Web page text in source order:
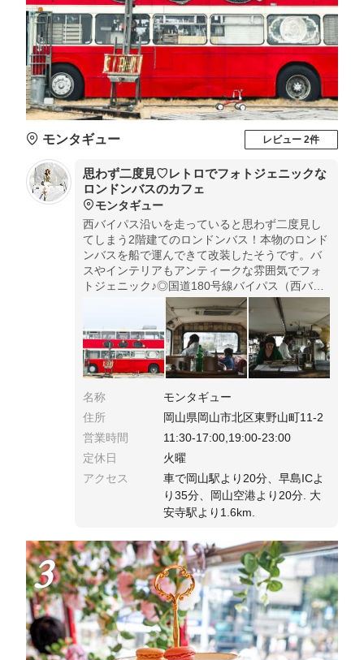
モンタギュー レビュー 2件
思わず二度見♡レトロでフォトジェニックな
ロンドンバスのカフェ
モンタギュー
西バイパス沿いを走っていると思わず二度見し
てしまう2階建てのロンドンバス！本物のロンド
ンバスを船で運んできて改装したそうです。バ
スやインテリアもアンティークな雰囲気でフォ
トジェニック♪◎国道180号線バイパス（西バイ
バス）にあります。岡山駅から車で１５分。
名称
モンタギュー
住所
岡山県岡山市北区東野山町11-2
営業時間
11:30-17:00,19:00-23:00
定休日
火曜
アクセス
車で岡山駅より20分、早島ICよ
り35分、岡山空港より20分. 大
安寺駅より1.6km.
3